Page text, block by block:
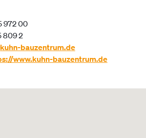
972 00
809 2
bauzentrum.de
www.kuhn-bauzentrum.de